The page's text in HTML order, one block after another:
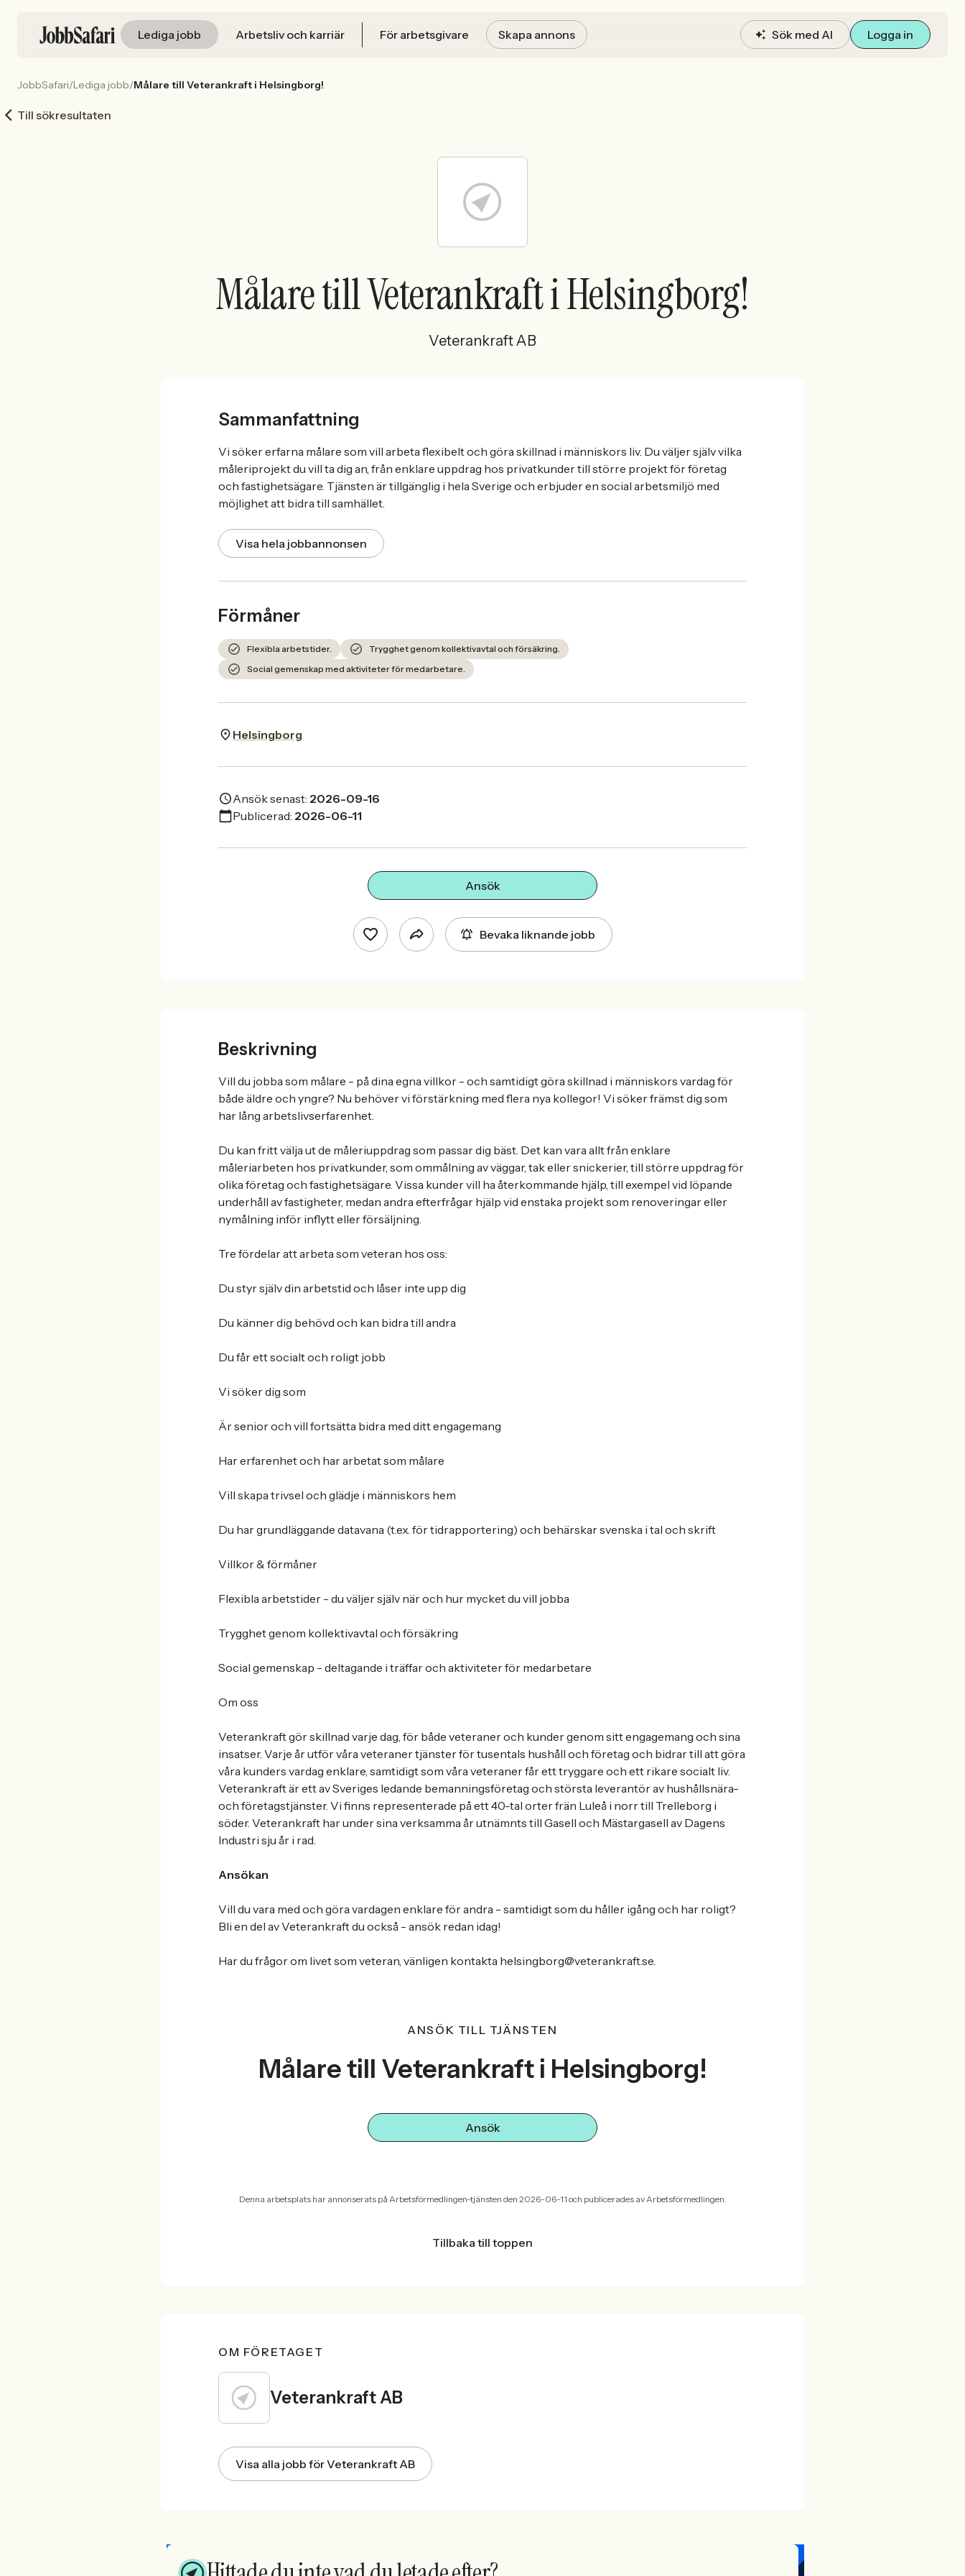
Lediga jobb Arbetsliv och karriär För arbetsgivare Skapa annons Sök med AI Logga in
JobbSafari/Lediga jobb/Målare till Veterankraft i Helsingborg!
Till sökresultaten
Målare till Veterankraft i Helsingborg!
Veterankraft AB
Sammanfattning
Vi söker erfarna målare som vill arbeta flexibelt och göra skillnad i människors liv. Du väljer själv vilka
måleriprojekt du vill ta dig an, från enklare uppdrag hos privatkunder till större projekt för företag
och fastighetsägare. Tjänsten är tillgänglig i hela Sverige och erbjuder en social arbetsmiljö med
möjlighet att bidra till samhället.
Visa hela jobbannonsen
Förmåner
Flexibla arbetstider.
Trygghet genom kollektivavtal och försäkring.
Social gemenskap med aktiviteter för medarbetare.
Helsingborg
Ansök senast: 2026-09-16
Publicerad: 2026-06-11
Ansök
Bevaka liknande jobb
Beskrivning
Vill du jobba som målare - på dina egna villkor - och samtidigt göra skillnad i människors vardag för
både äldre och yngre? Nu behöver vi förstärkning med flera nya kollegor! Vi söker främst dig som
har lång arbetslivserfarenhet.
Du kan fritt välja ut de måleriuppdrag som passar dig bäst. Det kan vara allt från enklare
måleriarbeten hos privatkunder, som ommålning av väggar, tak eller snickerier, till större uppdrag för
olika företag och fastighetsägare. Vissa kunder vill ha återkommande hjälp, till exempel vid löpande
underhåll av fastigheter, medan andra efterfrågar hjälp vid enstaka projekt som renoveringar eller
nymålning inför inflytt eller försäljning.
Tre fördelar att arbeta som veteran hos oss:
Du styr själv din arbetstid och låser inte upp dig
Du känner dig behövd och kan bidra till andra
Du får ett socialt och roligt jobb
Vi söker dig som
Är senior och vill fortsätta bidra med ditt engagemang
Har erfarenhet och har arbetat som målare
Vill skapa trivsel och glädje i människors hem
Du har grundläggande datavana (t.ex. för tidrapportering) och behärskar svenska i tal och skrift
Villkor & förmåner
Flexibla arbetstider - du väljer själv när och hur mycket du vill jobba
Trygghet genom kollektivavtal och försäkring
Social gemenskap - deltagande i träffar och aktiviteter för medarbetare
Om oss
Veterankraft gör skillnad varje dag, för både veteraner och kunder genom sitt engagemang och sina
insatser. Varje år utför våra veteraner tjänster för tusentals hushåll och företag och bidrar till att göra
våra kunders vardag enklare, samtidigt som våra veteraner får ett tryggare och ett rikare socialt liv.
Veterankraft är ett av Sveriges ledande bemanningsföretag och största leverantör av hushållsnära-
och företagstjänster. Vi finns representerade på ett 40-tal orter frän Luleå i norr till Trelleborg i
söder. Veterankraft har under sina verksamma år utnämnts till Gasell och Mästargasell av Dagens
Industri sju år i rad.
Ansökan
Vill du vara med och göra vardagen enklare för andra - samtidigt som du håller igång och har roligt?
Bli en del av Veterankraft du också - ansök redan idag!
Har du frågor om livet som veteran, vänligen kontakta helsingborg@veterankraft.se.
ANSÖK TILL TJÄNSTEN
Målare till Veterankraft i Helsingborg!
Ansök
Denna arbetsplats har annonserats på Arbetsförmedlingen-tjänsten den 2026-06-11 och publicerades av Arbetsförmedlingen.
Tillbaka till toppen
OM FÖRETAGET
Veterankraft AB
Visa alla jobb för Veterankraft AB